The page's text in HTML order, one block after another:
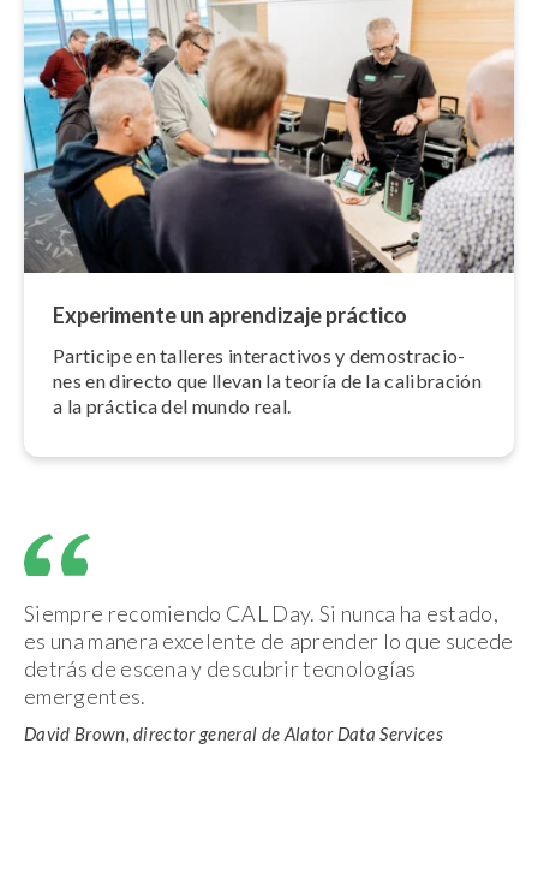
Experimente un aprendizaje práctico
Participe en talleres in­ter­ac­ti­vos y de­mo­s­tra­cio­
nes en directo que llevan la teoría de la calibración
a la práctica del mundo real.
Siempre recomiendo CAL Day. Si nunca ha estado,
es una manera excelente de aprender lo que sucede
detrás de escena y descubrir tecnologías
emergentes.
David Brown, director general de Alator Data Services